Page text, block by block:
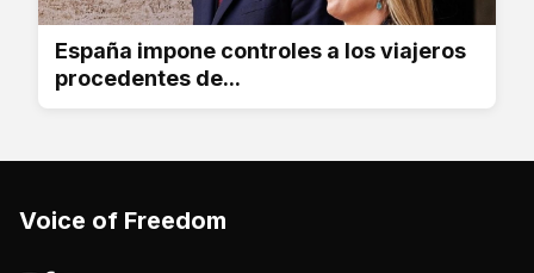
España impone controles a los viajeros
procedentes de...
Voice of Freedom